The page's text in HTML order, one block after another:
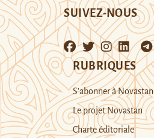
SUIVEZ-NOUS
RUBRIQUES
S’abonner à Novastan
Le projet Novastan
Charte éditoriale